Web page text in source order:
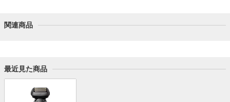
関連商品
最近見た商品